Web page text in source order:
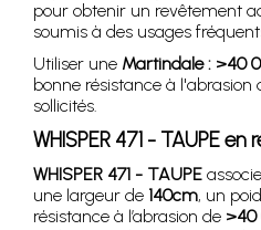
pour obtenir un revêtement
soumis à des usages
Utiliser une Martindale : >40
bonne résistance à
sollicités.
WHISPER 471 - TAUPE en
WHISPER 471 - TAUPE
une largeur de 140cm, un
résistance à l’abrasion de >40